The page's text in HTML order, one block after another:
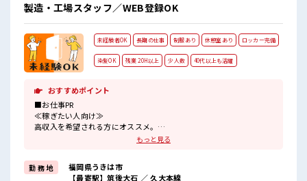
製造・工場スタッフ／WEB登録OK
未経験者OK 長期の仕事 制服あり 休憩室あり ロッカー完備
染髪OK 残業 20H以上 少人数 40代以上も活躍
おすすめポイント
■お仕事PR
≪稼ぎたい人向け≫
高収入を希望される方にオススメ。
残業は月20時間以上あります♪
明るすぎたり奇抜でなければ基本的に自由！
(規定有)≪ラクラク制服アリ≫
もっと見る
勤 務 地
福岡県うきは市
【最寄駅】筑後大石 ／ 久大本線